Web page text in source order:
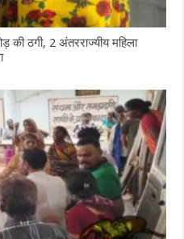
की ठगी, 2 अंतरराज्यीय महिला